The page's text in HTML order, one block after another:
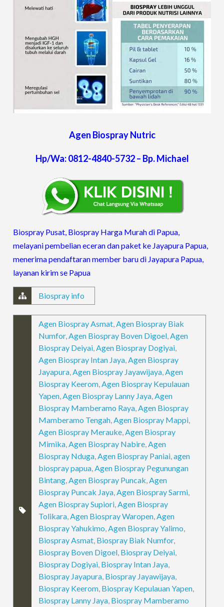
Agen Biospray Nutric
Hp/Wa: 0812-4840-5732 – Bp. Michael
Biospray Pusat, Biospray Harga Murah di Papua,
melayani pembelian eceran dan paket ke Jayapura Papua,
menerima pendaftaran member baru di Jayapura Papua,
layanan kirim se Papua
Biospray info
Agen Biospray Asmat,Agen Biospray Biak
Numfor,Agen Biospray Boven Digoel,Agen
Biospray Deiyai,Agen Biospray Dogiyai,
Agen Biospray Intan Jaya,Agen Biospray
Jayapura,Agen Biospray Jayawijaya,Agen
Biospray Keerom,Agen Biospray Kepulauan
Yapen,Agen Biospray Lanny Jaya,Agen
Biospray Mamberamo Raya,Agen Biospray
Mamberamo Tengah,Agen Biospray Mappi,
Agen Biospray Merauke,Agen Biospray
Mimika,Agen Biospray Nabire,Agen
Biospray Nduga,Agen Biospray Paniai,agen
biospray papua,Agen Biospray Pegunungan
Bintang,Agen Biospray Puncak,Agen
Biospray Puncak Jaya,Agen Biospray Sarmi,
Agen Biospray Supiori,Agen Biospray
Tolikara,Agen Biospray Waropen,Agen
Biospray Yahukimo,Agen Biospray Yalimo,
Biospray Asmat, Biospray Biak Numfor,
Biospray Boven Digoel, Biospray Deiyai,
Biospray Dogiyai, Biospray Intan Jaya,
Biospray Jayapura, Biospray Jayawijaya,
Biospray Keerom, Biospray Kepulauan Yapen,
Biospray Lanny Jaya, Biospray Mamberamo